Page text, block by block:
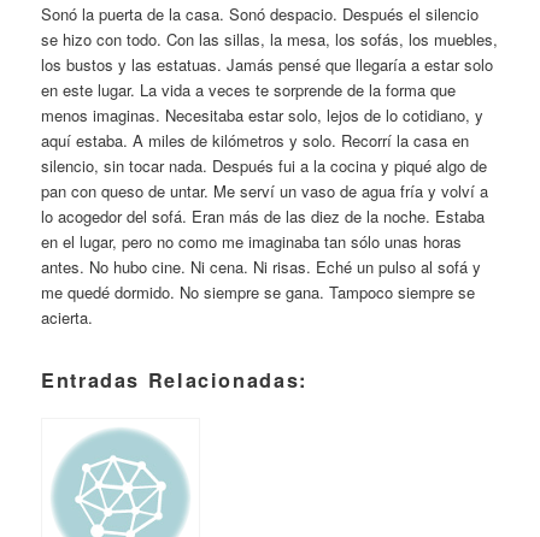
Sonó la puerta de la casa. Sonó despacio. Después el silencio
se hizo con todo. Con las sillas, la mesa, los sofás, los muebles,
los bustos y las estatuas. Jamás pensé que llegaría a estar solo
en este lugar. La vida a veces te sorprende de la forma que
menos imaginas. Necesitaba estar solo, lejos de lo cotidiano, y
aquí estaba. A miles de kilómetros y solo. Recorrí la casa en
silencio, sin tocar nada. Después fui a la cocina y piqué algo de
pan con queso de untar. Me serví un vaso de agua fría y volví a
lo acogedor del sofá. Eran más de las diez de la noche. Estaba
en el lugar, pero no como me imaginaba tan sólo unas horas
antes. No hubo cine. Ni cena. Ni risas. Eché un pulso al sofá y
me quedé dormido. No siempre se gana. Tampoco siempre se
acierta.
Entradas Relacionadas: